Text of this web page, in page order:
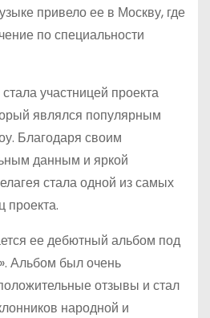
привело ее в Москву, где
по специальности
участницей проекта
являлся популярным
Благодаря своим
данным и яркой
стала одной из самых
проекта.
ее дебютный альбом под
Альбом был очень
отзывы и стал
народной и